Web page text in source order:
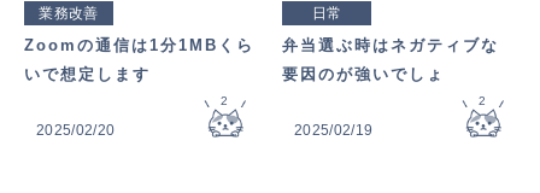
業務改善
Zoomの通信は1分1MBくら
いで想定します
2025/02/20
2
日常
弁当選ぶ時はネガティブな
要因のが強いでしょ
2025/02/19
2